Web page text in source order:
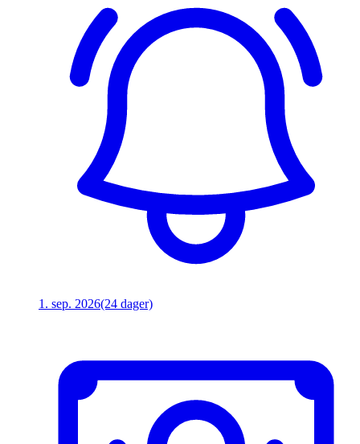
1. sep. 2026(24 dager)